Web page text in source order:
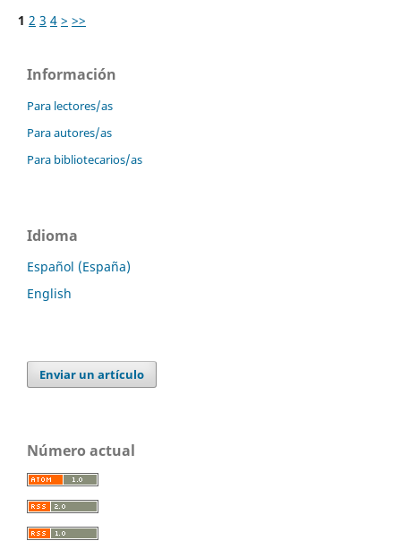
1 2 3 4 > >>
Información
Para lectores/as
Para autores/as
Para bibliotecarios/as
Idioma
Español (España)
English
Enviar un artículo
Número actual